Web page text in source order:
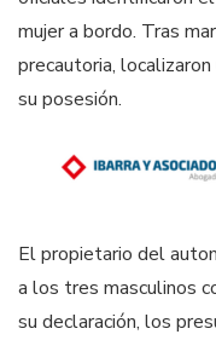
mujer a bordo. Tras
precautoria,
su posesión.
El propietario del
a los tres masculinos
su declaración, los